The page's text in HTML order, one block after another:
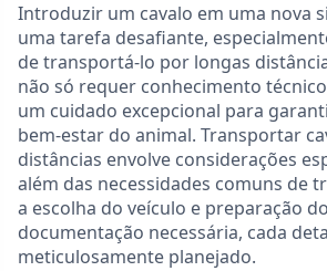
Introduzir um cavalo em uma nova
uma tarefa desafiante,
de transportá-lo por longas
não só requer conhecimento
um cuidado excepcional para
bem-estar do animal. Transportar
distâncias envolve considerações
além das necessidades comuns de
a escolha do veículo e preparação
documentação necessária, cada
meticulosamente planejado.